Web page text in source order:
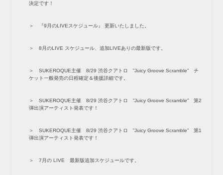
決定です！
『9月のLIVEスケジュール』 更新いたしました。
8月のLIVE スケジュール、追加LIVEありの最新版です。
SUKEROQUE主催 8/29 渋谷クアトロ ”Juicy Groove Scramble” チ
ケット一般発売の日程確定＆後援詳細です。
SUKEROQUE主催 8/29 渋谷クアトロ ”Juicy Groove Scramble” 第2
弾出演アーティスト発表です！
SUKEROQUE主催 8/29 渋谷クアトロ ”Juicy Groove Scramble” 第1
弾出演アーティスト発表です！
7月の LIVE 最新版追加スケジュールです。